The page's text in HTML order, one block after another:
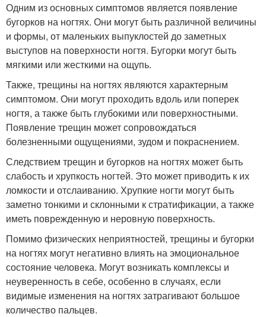
Одним из основных симптомов является появление
бугорков на ногтях. Они могут быть различной величины
и формы, от маленьких выпуклостей до заметных
выступов на поверхности ногтя. Бугорки могут быть
мягкими или жесткими на ощупь.
Также, трещины на ногтях являются характерным
симптомом. Они могут проходить вдоль или поперек
ногтя, а также быть глубокими или поверхностными.
Появление трещин может сопровождаться
болезненными ощущениями, зудом и покраснением.
Следствием трещин и бугорков на ногтях может быть
слабость и хрупкость ногтей. Это может приводить к их
ломкости и отслаиванию. Хрупкие ногти могут быть
заметно тонкими и склонными к стратификации, а также
иметь поврежденную и неровную поверхность.
Помимо физических неприятностей, трещины и бугорки
на ногтях могут негативно влиять на эмоциональное
состояние человека. Могут возникать комплексы и
неуверенность в себе, особенно в случаях, если
видимые изменения на ногтях затрагивают большое
количество пальцев.